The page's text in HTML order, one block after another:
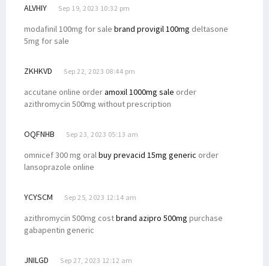
ALVHIY Sep 19, 2023 10:32 pm
modafinil 100mg for sale brand provigil 100mg deltasone
5mg for sale
ZKHKVD Sep 22, 2023 08:44 pm
accutane online orderamoxil 1000mg sale order
azithromycin 500mg without prescription
OQFNHB Sep 23, 2023 05:13 am
omnicef 300 mg oralbuy prevacid 15mg generic order
lansoprazole online
YCYSCM Sep 25, 2023 12:14 am
azithromycin 500mg costbrand azipro 500mg purchase
gabapentin generic
JNILGD Sep 27, 2023 12:12 am